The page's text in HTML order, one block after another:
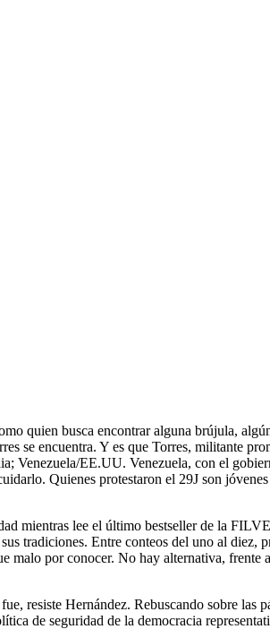
quien busca encontrar alguna brújula,
se encuentra. Y es que Torres, militante
Venezuela/EE.UU. Venezuela, con el
Quienes protestaron el 29J son
mientras lee el último bestseller de la
tradiciones. Entre conteos del uno al diez,
por conocer. No hay alternativa, frente
resiste Hernández. Rebuscando sobre las
de seguridad de la democracia